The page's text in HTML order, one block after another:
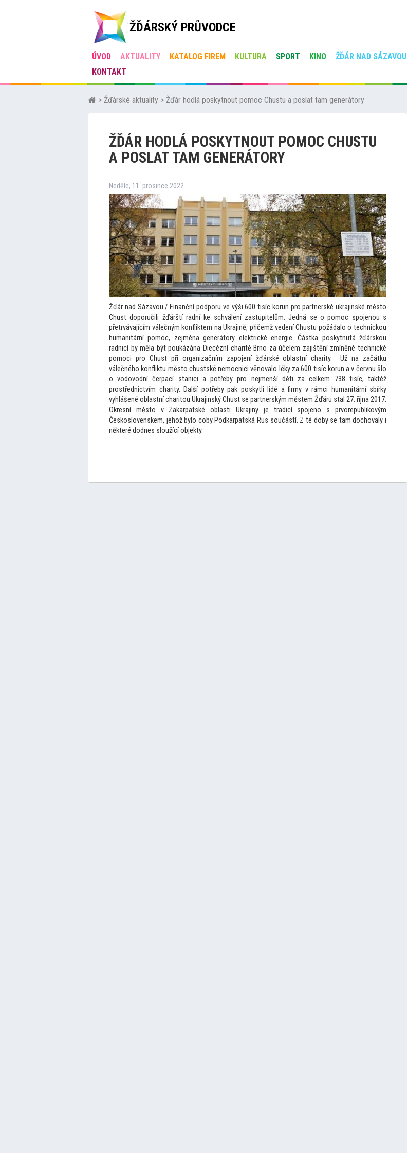
ŽĎÁRSKÝ PRŮVODCE
ÚVOD AKTUALITY KATALOG FIREM KULTURA SPORT KINO ŽĎÁR NAD SÁZAVOU
KONTAKT
> Žďárské aktuality > Žďár hodlá poskytnout pomoc Chustu a poslat tam generátory
ŽĎÁR HODLÁ POSKYTNOUT POMOC CHUSTU
A POSLAT TAM GENERÁTORY
Neděle, 11. prosince 2022
Žďár nad Sázavou / Finanční podporu ve výši 600 tisíc korun pro partnerské ukrajinské město
Chust doporučili žďárští radní ke schválení zastupitelům. Jedná se o pomoc spojenou s
přetrvávajícím válečným konfliktem na Ukrajině, přičemž vedení Chustu požádalo o technickou
humanitární pomoc, zejména generátory elektrické energie. Částka poskytnutá žďárskou
radnicí by měla být poukázána Diecézní charitě Brno za účelem zajištění zmíněné technické
pomoci pro Chust při organizačním zapojení žďárské oblastní charity. Už na začátku
válečného konfliktu město chustské nemocnici věnovalo léky za 600 tisíc korun a v červnu šlo
o vodovodní čerpací stanici a potřeby pro nejmenší děti za celkem 738 tisíc, taktéž
prostřednictvím charity. Další potřeby pak poskytli lidé a firmy v rámci humanitární sbírky
vyhlášené oblastní charitou.Ukrajinský Chust se partnerským městem Žďáru stal 27. října 2017.
Okresní město v Zakarpatské oblasti Ukrajiny je tradicí spojeno s prvorepublikovým
Československem, jehož bylo coby Podkarpatská Rus součástí. Z té doby se tam dochovaly i
některé dodnes sloužící objekty.